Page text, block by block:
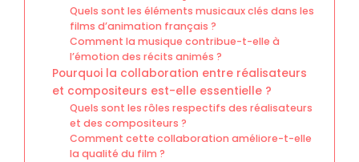
Quels sont les éléments musicaux clés dans les
films d’animation français ?
Comment la musique contribue-t-elle à
l’émotion des récits animés ?
Pourquoi la collaboration entre réalisateurs
et compositeurs est-elle essentielle ?
Quels sont les rôles respectifs des réalisateurs
et des compositeurs ?
Comment cette collaboration améliore-t-elle
la qualité du film ?